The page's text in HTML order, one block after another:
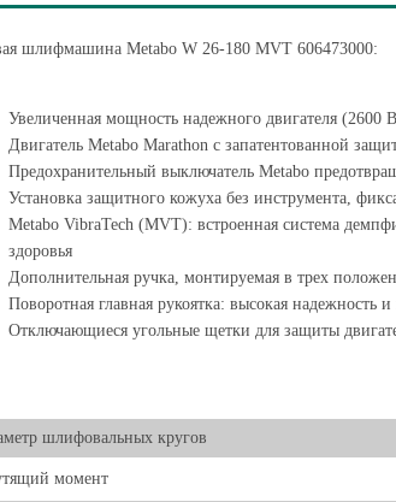
шлифмашина Metabo W 26-180 MVT 606473000:
Увеличенная мощность надежного двигателя (2600
Двигатель Metabo Marathon с запатентованной
Предохранительный выключатель Metabo
Установка защитного кожуха без инструмента,
Metabo VibraTech (MVT): встроенная система
здоровья
Дополнительная ручка, монтируемая в трех
Поворотная главная рукоятка: высокая надежность
Отключающиеся угольные щетки для защиты
шлифовальных кругов
момент